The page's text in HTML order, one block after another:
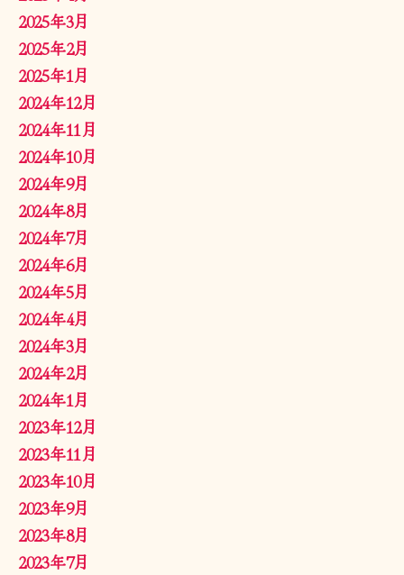
2025年3月
2025年2月
2025年1月
2024年12月
2024年11月
2024年10月
2024年9月
2024年8月
2024年7月
2024年6月
2024年5月
2024年4月
2024年3月
2024年2月
2024年1月
2023年12月
2023年11月
2023年10月
2023年9月
2023年8月
2023年7月